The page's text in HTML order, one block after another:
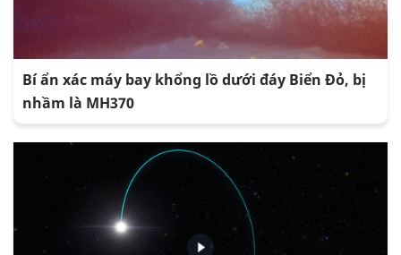
Bí ẩn xác máy bay khổng lồ dưới đáy Biển Đỏ, bị
nhầm là MH370